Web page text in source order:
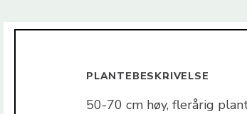
PLANTEBESKRIVELSE
50-70 cm høy, flerårig